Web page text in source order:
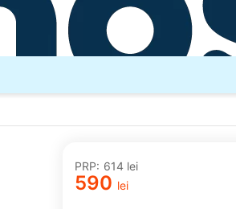
PRP: ‍614‍ lei
‍590‍ lei